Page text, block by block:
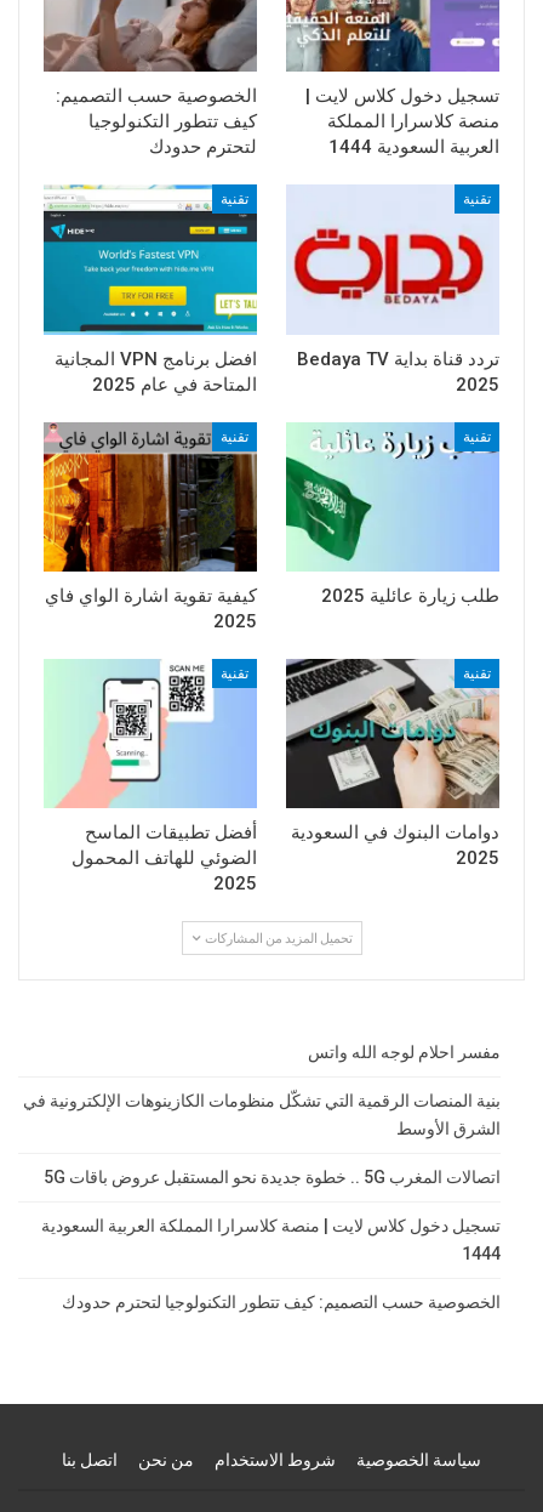
تسجيل دخول كلاس لايت |
منصة كلاسرارا المملكة
العربية السعودية 1444
الخصوصية حسب التصميم:
كيف تتطور التكنولوجيا
لتحترم حدودك
تقنية
تردد قناة بداية Bedaya TV
2025
تقنية
افضل برنامج VPN المجانية
المتاحة في عام 2025
تقنية
طلب زيارة عائلية 2025
تقنية
كيفية تقوية اشارة الواي فاي
2025
تقنية
دوامات البنوك في السعودية
2025
تقنية
أفضل تطبيقات الماسح
الضوئي للهاتف المحمول
2025
تحميل المزيد من المشاركات
مفسر احلام لوجه الله واتس
بنية المنصات الرقمية التي تشكّل منظومات الكازينوهات الإلكترونية في
الشرق الأوسط
اتصالات المغرب 5G .. خطوة جديدة نحو المستقبل عروض باقات 5G
تسجيل دخول كلاس لايت | منصة كلاسرارا المملكة العربية السعودية
1444
الخصوصية حسب التصميم: كيف تتطور التكنولوجيا لتحترم حدودك
سياسة الخصوصية شروط الاستخدام من نحن اتصل بنا